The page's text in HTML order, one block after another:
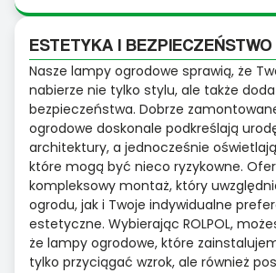
ESTETYKA I
Nasze lampy ogrodowe sprawią, że
nabierze nie tylko stylu, ale także
bezpieczeństwa. Dobrze
ogrodowe doskonale podkreślają
architektury, a jednocześnie
które mogą być nieco ryzykowne.
kompleksowy montaż, który
ogrodu, jak i Twoje indywidualne
estetyczne. Wybierając ROLPOL,
że lampy ogrodowe, które
tylko przyciągać wzrok, ale również